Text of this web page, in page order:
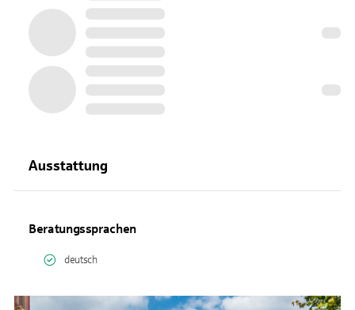
Ausstattung
Beratungssprachen
deutsch